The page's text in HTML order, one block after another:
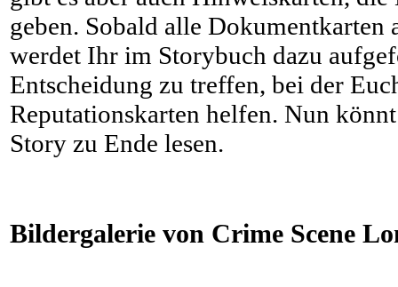
geben. Sobald alle Dokumentkarten
werdet Ihr im Storybuch dazu
Entscheidung zu treffen, bei der
Reputationskarten helfen. Nun
Story zu Ende lesen.
Bildergalerie von Crime Scene